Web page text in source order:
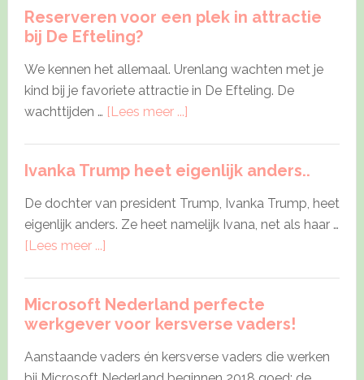
Engelse
Middleton
Reserveren voor een plek in attractie
bij De Efteling?
We kennen het allemaal. Urenlang wachten met je
kind bij je favoriete attractie in De Efteling. De
wachttijden … [Lees meer ...]about
een
plek
De
Efteling?
Ivanka Trump heet eigenlijk anders..
De dochter van president Trump, Ivanka Trump, heet
eigenlijk anders. Ze heet namelijk Ivana, net als haar …
[Lees meer ...]about
heet
eigenlijk
anders..
Microsoft Nederland perfecte
werkgever voor kersverse vaders!
Aanstaande vaders én kersverse vaders die werken